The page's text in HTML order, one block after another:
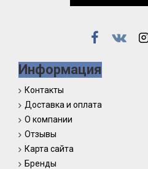
Информация
Контакты
Доставка и оплата
О компании
Отзывы
Карта сайта
Бренды